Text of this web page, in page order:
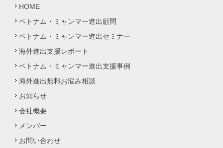
HOME
ベトナム・ミャンマー進出顧問
ベトナム・ミャンマー進出セミナー
海外進出支援レポート
ベトナム・ミャンマー進出支援事例
海外進出無料お悩み相談
お知らせ
会社概要
メンバー
お問い合わせ